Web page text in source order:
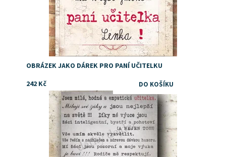
OBRÁZEK JAKO DÁREK PRO PANÍ UČITELKU
242 Kč
Dostupnost:
Skladem